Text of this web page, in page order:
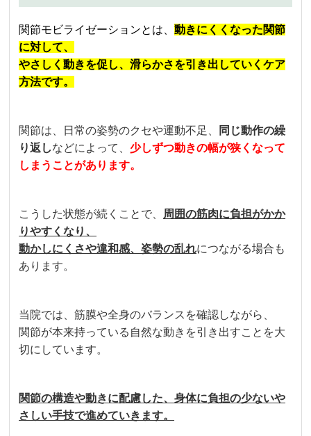
関節モビライゼーションとは、動きにくくなった関節
に対して、
やさしく動きを促し、滑らかさを引き出していくケア
方法です。
関節は、日常の姿勢のクセや運動不足、
同じ動作の繰
り返しなどによって、少しずつ動きの幅が狭くなって
しまうことがあります。
こうした状態が続くことで、
周囲の筋肉に負担がかか
りやすくなり、
動かしにくさや違和感、姿勢の乱れにつながる場合も
あります。
当院では、筋膜や全身のバランスを確認しながら、
関節が本来持っている自然な動きを引き出すことを大
切にしています。
関節の構造や動きに配慮した、身体に負担の少ないや
さしい手技で進めていきます。